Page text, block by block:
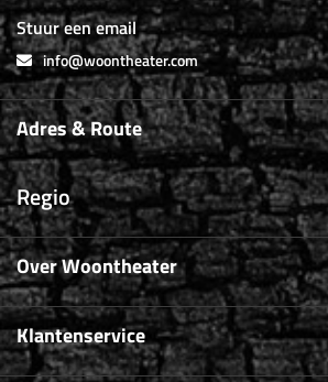
Stuur een email
info@woontheater.com
Adres & Route
Regio
Over Woontheater
Klantenservice